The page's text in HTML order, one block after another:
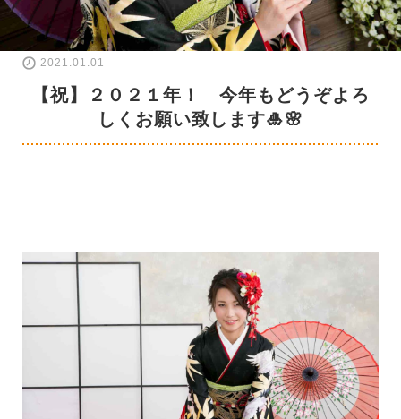
2021.01.01
【祝】２０２１年！ 今年もどうぞよろ
しくお願い致します🎍🌸